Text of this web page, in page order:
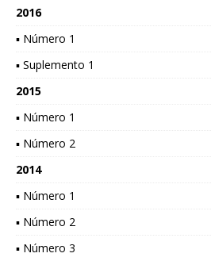
2016
▪ Número 1
▪ Suplemento 1
2015
▪ Número 1
▪ Número 2
2014
▪ Número 1
▪ Número 2
▪ Número 3